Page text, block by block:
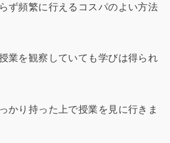
ず頻繁に行えるコスパのよい方法
業を観察していても学びは得られ
かり持った上で授業を見に行きま